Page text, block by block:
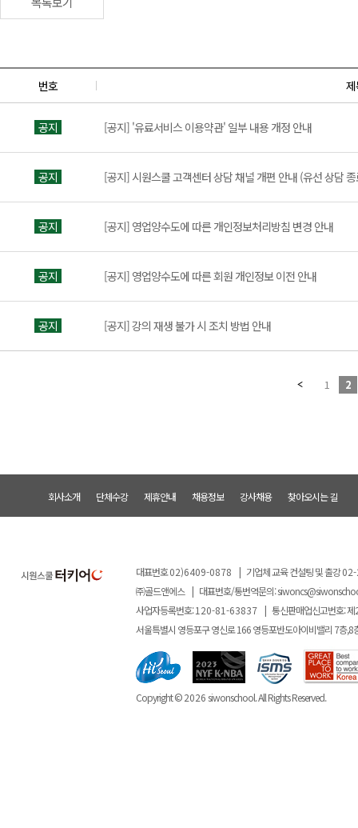
번호
공지 [공지] '유료서비스 이용약관' 일부 내용 개정 안내
공지 [공지] 시원스쿨 고객센터 상담 채널 개편 안내 (유선 상담
공지 [공지] 영업양수도에 따른 개인정보처리방침 변경 안내
공지 [공지] 영업양수도에 따른 회원 개인정보 이전 안내
공지 [공지] 강의 재생 불가 시 조치 방법 안내
1 2
회사소개 단체수강 제휴안내 채용정보 강사채용 찾아오시는 길
대표번호02)6409-0878 | 기업체 교육 컨설팅 및 출강
㈜골드앤에스 | 대표번호/통번역문의:
사업자등록번호:120-81-63837 | 통신판매업신고번호: 제
서울특별시 영등포구 영신로 166 영등포반도아이비밸리 7층,8
Copyright ©2026siwonschool. All Rights Reserved.